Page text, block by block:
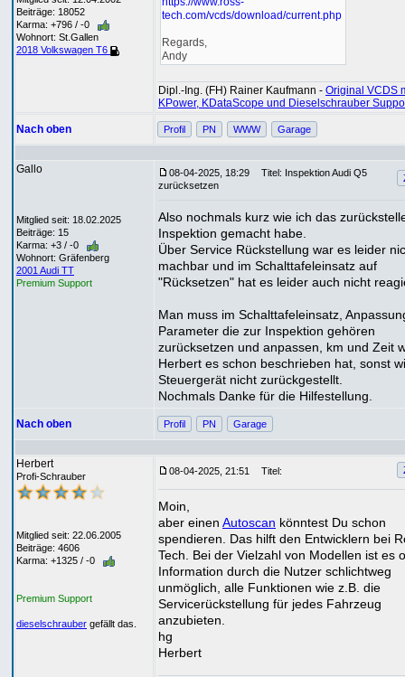
Beiträge: 18052
Karma: +796 / -0
Wohnort: St.Gallen
2018 Volkswagen T6
tech.com/vcds/download/current.php
Regards,
Andy
Dipl.-Ing. (FH) Rainer Kaufmann - Original VCDS
KPower, KDataScope und Dieselschrauber
Nach oben Profil PN WWW Garage
Gallo
Mitglied seit: 18.02.2025
Beiträge: 15
Karma: +3 / -0
Wohnort: Gräfenberg
2001 Audi TT
Premium Support
08-04-2025, 18:29
Titel: Inspektion Audi Q5
zurücksetzen
Also nochmals kurz wie ich das
Inspektion gemacht habe.
Über Service Rückstellung war es leider
machbar und im Schalttafeleinsatz auf
"Rücksetzen" hat es leider auch nicht
Man muss im Schalttafeleinsatz,
Parameter die zur Inspektion gehören
zurücksetzen und anpassen, km und Zeit
Herbert es schon beschrieben hat, sonst
Steuergerät nicht zurückgestellt.
Nochmals Danke für die Hilfestellung.
Nach oben Profil PN Garage
Herbert
Profi-Schrauber
Mitglied seit: 22.06.2005
Beiträge: 4606
Karma: +1325 / -0
Premium Support
dieselschrauber gefällt das.
08-04-2025, 21:51 Titel:
Moin,
aber einen Autoscan könntest Du schon
spendieren. Das hilft den Entwicklern bei
Tech. Bei der Vielzahl von Modellen ist es
Information durch die Nutzer schlichtweg
unmöglich, alle Funktionen wie z.B. die
Servicerückstellung für jedes Fahrzeug
anzubieten.
hg
Herbert